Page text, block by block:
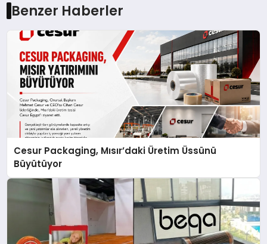
Benzer Haberler
Cesur Packaging, Mısır’daki Üretim Üssünü
Büyütüyor